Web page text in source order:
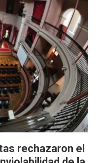
rechazaron el